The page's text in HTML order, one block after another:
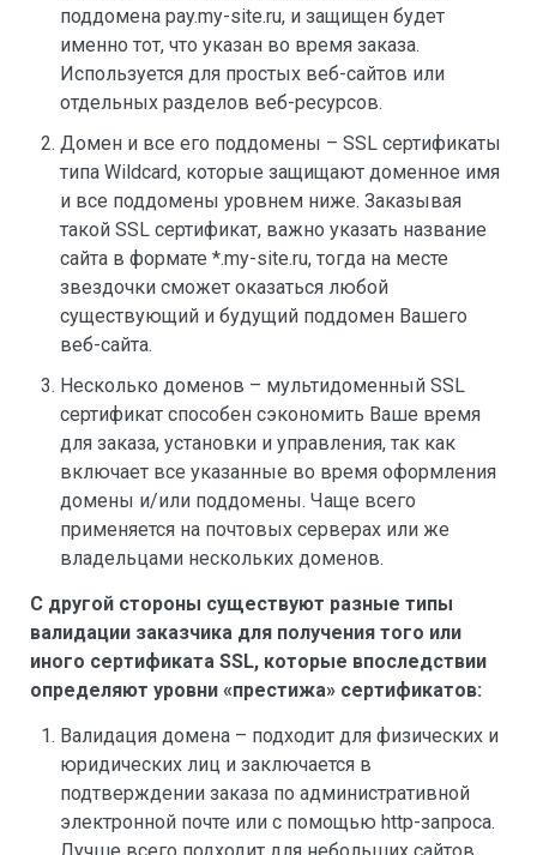
поддомена pay.my-site.ru, и защищен будет
именно тот, что указан во время заказа.
Используется для простых веб-сайтов или
отдельных разделов веб-ресурсов.
Домен и все его поддомены – SSL сертификаты
типа Wildcard, которые защищают доменное имя
и все поддомены уровнем ниже. Заказывая
такой SSL сертификат, важно указать название
сайта в формате *.my-site.ru, тогда на месте
звездочки сможет оказаться любой
существующий и будущий поддомен Вашего
веб-сайта.
Несколько доменов – мультидоменный SSL
сертификат способен сэкономить Ваше время
для заказа, установки и управления, так как
включает все указанные во время оформления
домены и/или поддомены. Чаще всего
применяется на почтовых серверах или же
владельцами нескольких доменов.
С другой стороны существуют разные типы
валидации заказчика для получения того или
иного сертификата SSL, которые впоследствии
определяют уровни «престижа» сертификатов:
Валидация домена – подходит для физических и
юридических лиц и заключается в
подтверждении заказа по административной
электронной почте или с помощью http-запроса.